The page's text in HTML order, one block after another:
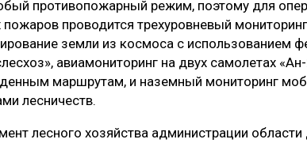
И ЗАЩИТА
ПЛИТ
СУШКА ДРЕВЕСИНЫ
противопожарный режим, поэтому для
проводится трехуровневый
земли из космоса с использованием
авиамониторинг на двух самолетах
маршрутам, и наземный мониторинг
лесничеств.
лесного хозяйства администрации области